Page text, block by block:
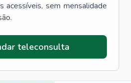
acessíveis, sem mensalidade
teleconsulta